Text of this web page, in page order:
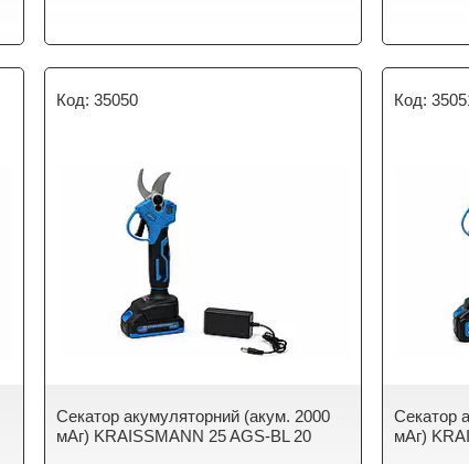
35050
Секатор акумуляторний (акум. 2000
мАг) KRAISSMANN 25 AGS-BL 20
Секатор
мАг)